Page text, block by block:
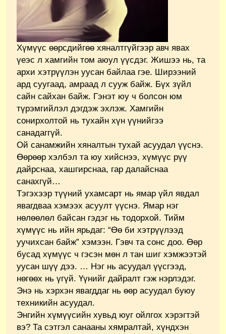
Хүмүүс өөрсдийгөө хяналтгүйгээр авч явах
үеэс л хамгийн том аюул үүсдэг. Жишээ нь, та
архи хэтрүүлэн уусан байлаа гэе. Ширээний
ард суугаад, амраад л сууж байж. Бүх зүйл
сайн сайхан байж. Гэнэт юу ч болсон юм
түрэмгийлэл дэгдэж эхлэж. Хамгийн
сонирхолтой нь тухайн хүн үүнийгээ
санадаггүй.
Ой санамжийн хяналтын тухай асуудал үүснэ.
Өөрөөр хэлбэл та юу хийснээ, хүмүүс рүү
дайрснаа, хашгирснаа, гар далайснаа
санахгүй…
Тэгэхээр түүний ухамсарт нь ямар үйл явдал
явагдваа хэмээх асуулт үүснэ. Ямар нэг
нөлөөлөл байсан гэдэг нь тодорхой. Тийм
хүмүүс нь ийн ярьдаг: “Өө би хэтрүүлээд
уучихсан байж” хэмээн. Гэвч та сонс доо. Өөр
бусад хүмүүс ч гэсэн мөн л тан шиг хэмжээтэй
уусан шүү дээ. … Нэг нь асуудал үүсгээд,
нөгөөх нь үгүй. Үүнийг дайралт гэж нэрлэдэг.
Энэ нь хэрхэн явагддаг нь өөр асуудал буюу
техникийн асуудал.
Энгийн хүмүүсийн хувьд юуг ойлгох хэрэгтэй
вэ? Та сэтгэл санааны хямралтай, хүндхэн